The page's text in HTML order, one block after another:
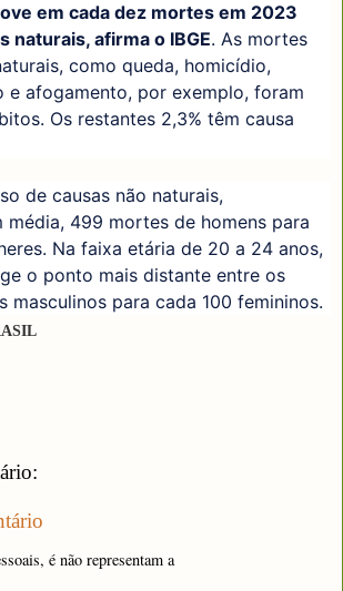
em cada dez mortes em 2023
naturais, afirma o IBGE. As mortes
como queda, homicídio,
e afogamento, por exemplo, foram
Os restantes 2,3% têm causa
de causas não naturais,
média, 499 mortes de homens para
Na faixa etária de 20 a 24 anos,
o ponto mais distante entre os
masculinos para cada 100 femininos.
é não representam a